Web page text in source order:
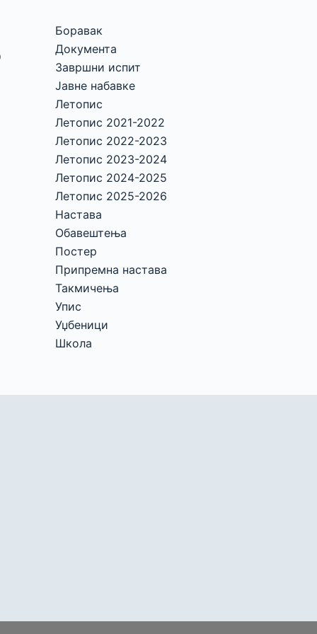
Боравак
Документа
Завршни испит
Јавне набавке
Летопис
Летопис 2021-2022
Летопис 2022-2023
Летопис 2023-2024
Летопис 2024-2025
Летопис 2025-2026
Настава
Обавештења
Постер
Припремна настава
Такмичења
Упис
Уџбеници
Школа